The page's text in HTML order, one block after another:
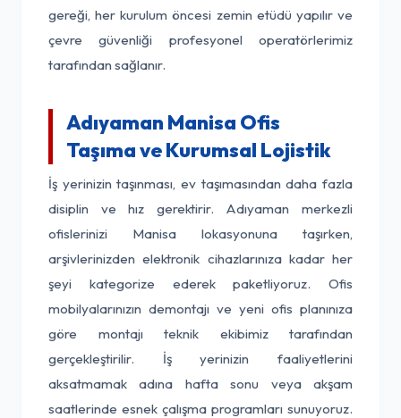
gereği, her kurulum öncesi zemin etüdü yapılır ve
çevre güvenliği profesyonel operatörlerimiz
tarafından sağlanır.
Adıyaman Manisa Ofis
Taşıma ve Kurumsal Lojistik
İş yerinizin taşınması, ev taşımasından daha fazla
disiplin ve hız gerektirir. Adıyaman merkezli
ofislerinizi Manisa lokasyonuna taşırken,
arşivlerinizden elektronik cihazlarınıza kadar her
şeyi kategorize ederek paketliyoruz. Ofis
mobilyalarınızın demontajı ve yeni ofis planınıza
göre montajı teknik ekibimiz tarafından
gerçekleştirilir. İş yerinizin faaliyetlerini
aksatmamak adına hafta sonu veya akşam
saatlerinde esnek çalışma programları sunuyoruz.